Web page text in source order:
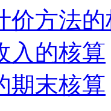
价方法
入的核算
期末核算